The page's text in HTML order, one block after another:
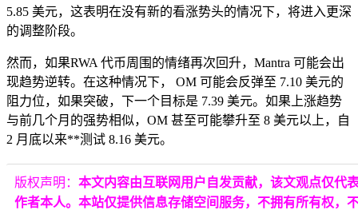
5.85 美元，这表明在没有新的看涨势头的情况下，将进入更深
的调整阶段。
然而，如果RWA 代币周围的情绪再次回升，Mantra 可能会出
现趋势逆转。在这种情况下， OM 可能会反弹至 7.10 美元的
阻力位，如果突破，下一个目标是 7.39 美元。如果上涨趋势
与前几个月的强势相似，OM 甚至可能攀升至 8 美元以上，自
2 月底以来**测试 8.16 美元。
版权声明： 本文内容由互联网用户自发贡献，该文观点仅代
作者本人。本站仅提供信息存储空间服务，不拥有所有权，